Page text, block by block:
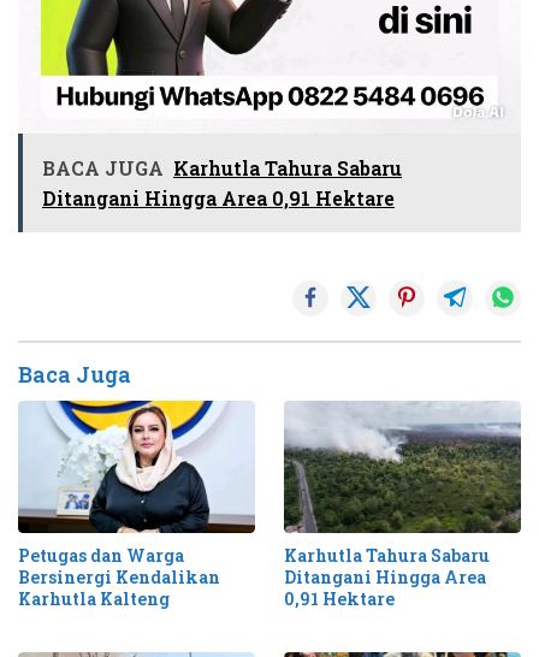
BACA JUGA Karhutla Tahura Sabaru
Ditangani Hingga Area 0,91 Hektare
Baca Juga
Petugas dan Warga
Bersinergi Kendalikan
Karhutla Kalteng
Karhutla Tahura Sabaru
Ditangani Hingga Area
0,91 Hektare